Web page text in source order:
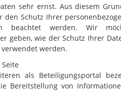
sehr ernst. Aus diesem
Schutz Ihrer
beachtet werden. Wir
geben, wie der Schutz Ihrer
werden.
als Beteiligungsportal
Bereitstellung von